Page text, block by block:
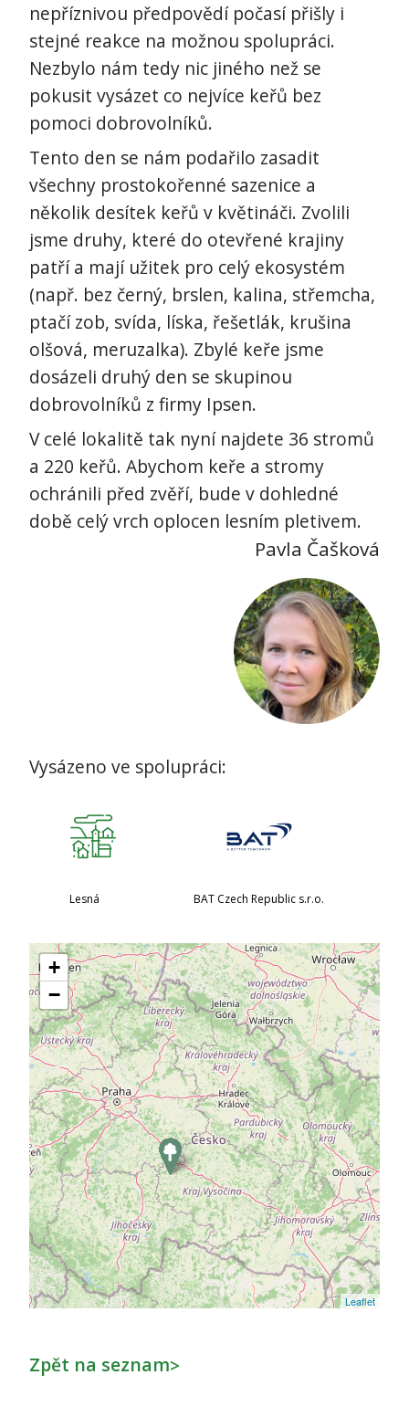
nepříznivou předpovědí počasí přišly i
stejné reakce na možnou spolupráci.
Nezbylo nám tedy nic jiného než se
pokusit vysázet co nejvíce keřů bez
pomoci dobrovolníků.
Tento den se nám podařilo zasadit
všechny prostokořenné sazenice a
několik desítek keřů v květináči. Zvolili
jsme druhy, které do otevřené krajiny
patří a mají užitek pro celý ekosystém
(např. bez černý, brslen, kalina, střemcha,
ptačí zob, svída, líska, řešetlák, krušina
olšová, meruzalka). Zbylé keře jsme
dosázeli druhý den se skupinou
dobrovolníků z firmy Ipsen.
V celé lokalitě tak nyní najdete 36 stromů
a 220 keřů. Abychom keře a stromy
ochránili před zvěří, bude v dohledné
době celý vrch oplocen lesním pletivem.
Pavla Čašková
Vysázeno ve spolupráci:
Lesná BAT Czech Republic s.r.o.
+
−
Leaflet
Zpět na seznam>